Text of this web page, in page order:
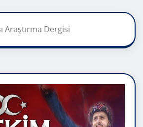
Araştırma Dergisi